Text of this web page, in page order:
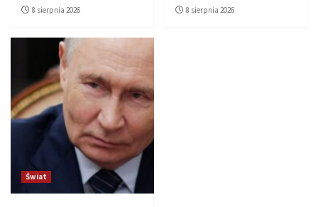
8 sierpnia 2026 8 sierpnia 2026
Świat